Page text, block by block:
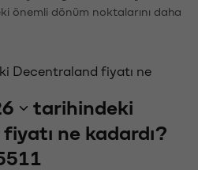
önemli dönüm noktalarını daha
Decentraland fiyatı ne
tarihindeki
fiyatı ne kadardı?